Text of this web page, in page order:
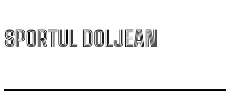
SPORTUL DOLJEAN